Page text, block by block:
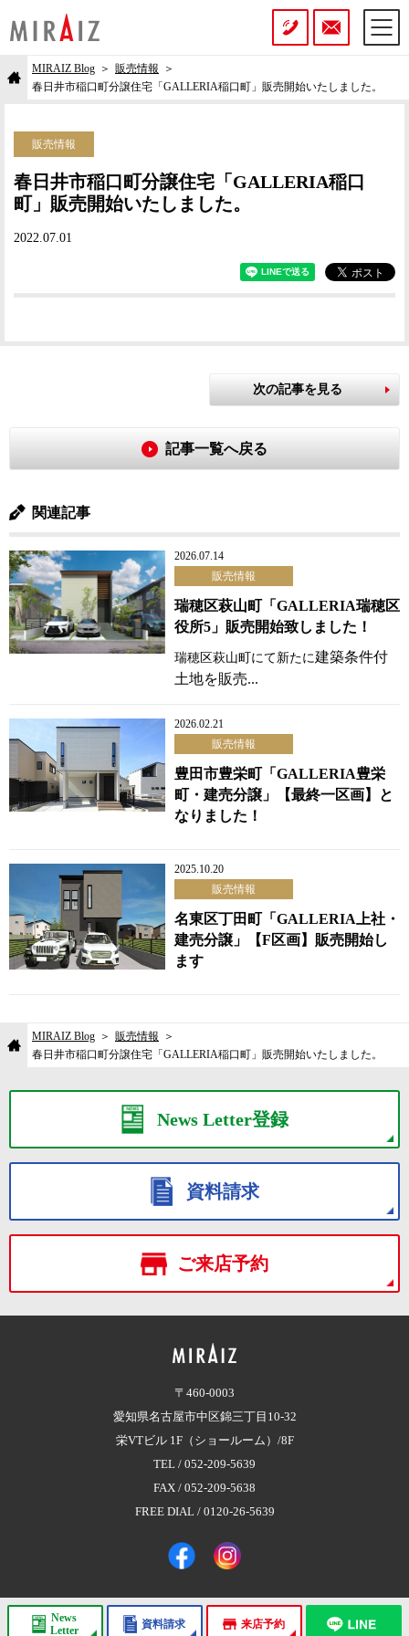
MIRAIZ Blog
販売情報
春日井市稲口町分譲住宅「GALLERIA稲口町」販売開始いたしました。
販売情報
春日井市稲口町分譲住宅「GALLERIA稲口
町」販売開始いたしました。
2022.07.01
記事一覧へ戻る
次の記事を見る
関連記事
2026.07.14
販売情報
瑞穂区萩山町「GALLERIA瑞穂区
役所5」販売開始致しました！
瑞穂区萩山町にて新たに建築条件付
土地を販売...
2026.02.21
販売情報
豊田市豊栄町「GALLERIA豊栄
町・建売分譲」【最終一区画】と
なりました！
2025.10.20
販売情報
名東区丁田町「GALLERIA上社・
建売分譲」【F区画】販売開始し
ます
MIRAIZ Blog
販売情報
春日井市稲口町分譲住宅「GALLERIA稲口町」販売開始いたしました。
News Letter登録
資料請求
ご来店予約
News
Letter
資料請求 来店予約
〒460-0003
愛知県名古屋市中区錦三丁目10-32
栄VTビル 1F（ショールーム）/8F
TEL / 052-209-5639
FAX / 052-209-5638
FREE DIAL / 0120-26-5639
Copyright © 2017 株式会社MIRAIZ（ミライズ）All Rights Reserved.